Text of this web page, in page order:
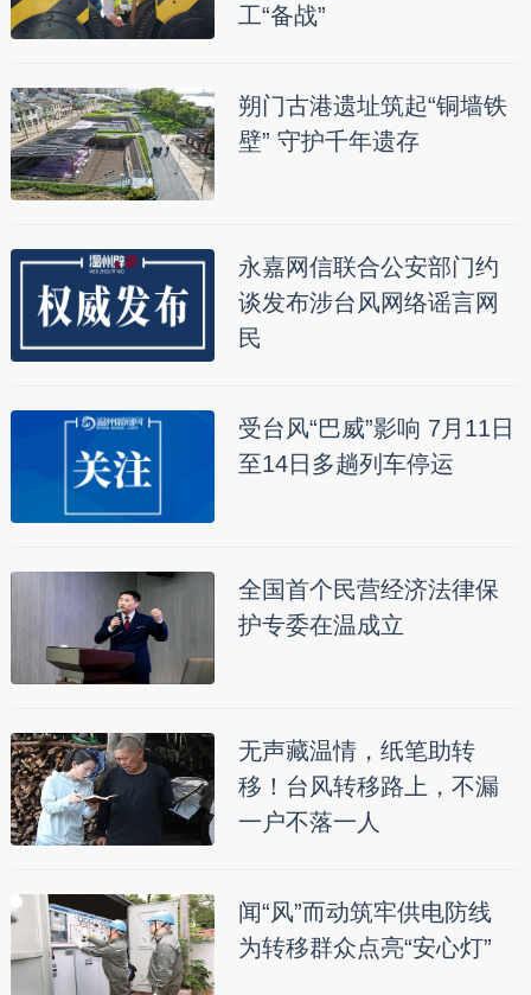
工“备战”
朔门古港遗址筑起“铜墙铁
壁” 守护千年遗存
永嘉网信联合公安部门约
谈发布涉台风网络谣言网
民
受台风“巴威”影响 7月11日
至14日多趟列车停运
全国首个民营经济法律保
护专委在温成立
无声藏温情，纸笔助转
移！台风转移路上，不漏
一户不落一人
闻“风”而动筑牢供电防线
为转移群众点亮“安心灯”